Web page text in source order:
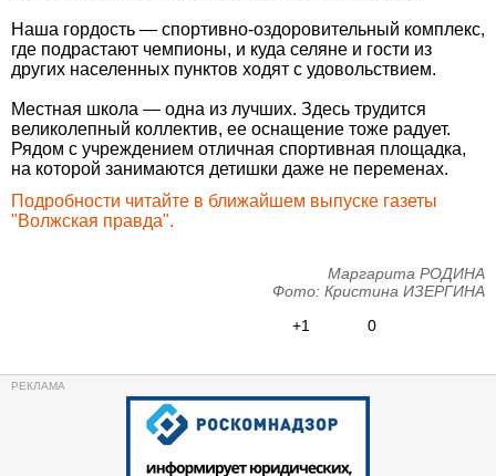
Наша гордость — спортивно-оздоровительный комплекс,
где подрастают чемпионы, и куда селяне и гости из
других населенных пунктов ходят с удовольствием.
Местная школа — одна из лучших. Здесь трудится
великолепный коллектив, ее оснащение тоже радует.
Рядом с учреждением отличная спортивная площадка,
на которой занимаются детишки даже не переменах.
Подробности читайте в ближайшем выпуске газеты
"Волжская правда".
Маргарита РОДИНА
Фото: Кристина ИЗЕРГИНА
+1
0